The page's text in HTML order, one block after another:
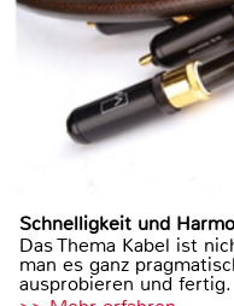
Schnelligkeit und
Das Thema Kabel ist
man es ganz
ausprobieren und fertig.